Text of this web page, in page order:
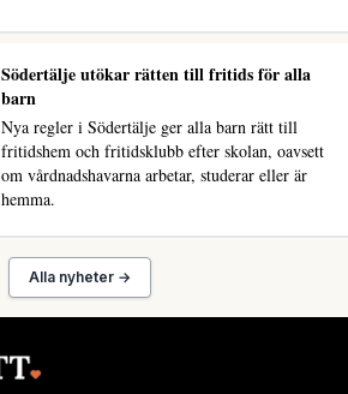
Södertälje utökar rätten till fritids för alla
barn
Nya regler i Södertälje ger alla barn rätt till
fritidshem och fritidsklubb efter skolan, oavsett
om vårdnadshavarna arbetar, studerar eller är
hemma.
Alla nyheter →